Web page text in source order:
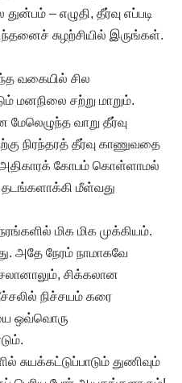
– எழுதி, தீர்வு எப்படி
சுழற்சியில் இருங்கள்.
வகையில் சில
மனநிலை சற்று மாறும்.
மேலெழுந்த வாறு தீர்வு
நிரந்தரத் தீர்வு காணுவதை
அதிகாரக் கோபம் கொள்ளாமல்
மீள்வது
மிக மிக முக்கியம்.
அதே நேரம் நாமாகவே
சிக்கலான
நிச்சயம் கரை
ஒவ்வொரு
சுயக்கட்டுப்பாடும் துணிவும்